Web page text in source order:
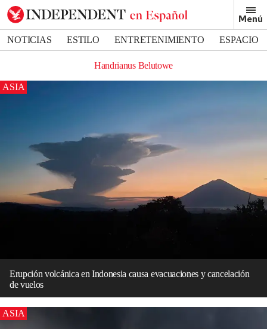
Menú
NOTICIAS ESTILO ENTRETENIMIENTO
ESPACIO
Handrianus Belutowe
ASIA
Erupción volcánica en Indonesia causa evacuaciones y cancelación
de vuelos
ASIA